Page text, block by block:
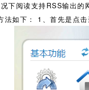
下阅读支持RSS输出
如下： 1、首先是点